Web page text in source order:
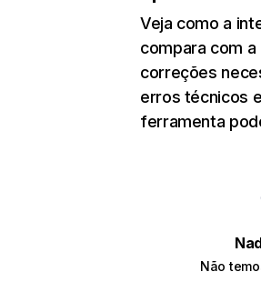
Veja como a
compara com a
correções
erros técnicos
ferramenta
Não